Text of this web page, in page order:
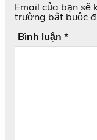
Email của bạn sẽ
trường bắt buộc
Bình luận *